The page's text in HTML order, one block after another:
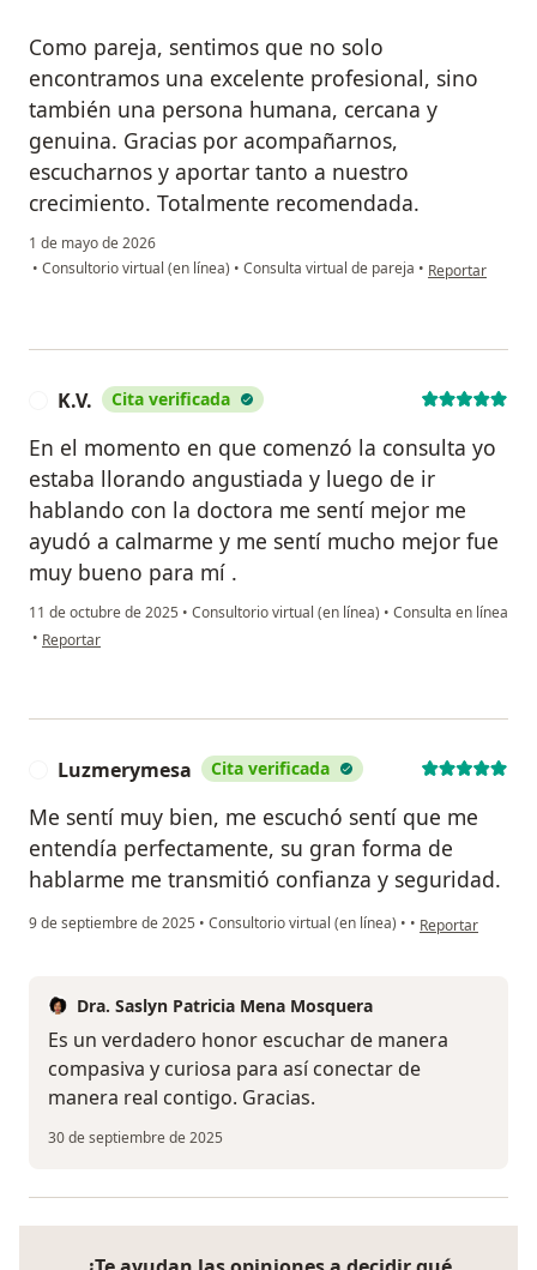
Como pareja, sentimos que no solo
encontramos una excelente profesional, sino
también una persona humana, cercana y
genuina. Gracias por acompañarnos,
escucharnos y aportar tanto a nuestro
crecimiento. Totalmente recomendada.
1 de mayo de 2026
• Consultorio virtual (en línea) • Consulta virtual de pareja • en opinión del
Reportar
K.V. Cita verificada
En el momento en que comenzó la consulta yo
estaba llorando angustiada y luego de ir
hablando con la doctora me sentí mejor me
ayudó a calmarme y me sentí mucho mejor fue
muy bueno para mí .
11 de octubre de 2025 • Consultorio virtual (en línea) • Consulta en línea
• en opinión del usuario K.V.
Reportar
Luzmerymesa Cita verificada
Me sentí muy bien, me escuchó sentí que me
entendía perfectamente, su gran forma de
hablarme me transmitió confianza y seguridad.
9 de septiembre de 2025 • Consultorio virtual (en línea) • • en opinión del
Reportar
Dra. Saslyn Patricia Mena Mosquera
Es un verdadero honor escuchar de manera
compasiva y curiosa para así conectar de
manera real contigo. Gracias.
30 de septiembre de 2025